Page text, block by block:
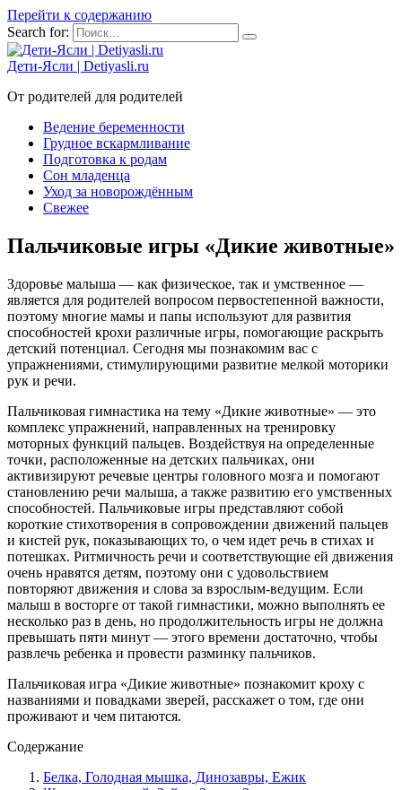
Перейти к содержанию
Search for:
Дети-Ясли | Detiyasli.ru
От родителей для родителей
Ведение беременности
Грудное вскармливание
Подготовка к родам
Сон младенца
Уход за новорождённым
Свежее
Пальчиковые игры «Дикие животные»
Здоровье малыша — как физическое, так и умственное —
является для родителей вопросом первостепенной важности,
поэтому многие мамы и папы используют для развития
способностей крохи различные игры, помогающие раскрыть
детский потенциал. Сегодня мы познакомим вас с
упражнениями, стимулирующими развитие мелкой моторики
рук и речи.
Пальчиковая гимнастика на тему «Дикие животные» — это
комплекс упражнений, направленных на тренировку
моторных функций пальцев. Воздействуя на определенные
точки, расположенные на детских пальчиках, они
активизируют речевые центры головного мозга и помогают
становлению речи малыша, а также развитию его умственных
способностей. Пальчиковые игры представляют собой
короткие стихотворения в сопровождении движений пальцев
и кистей рук, показывающих то, о чем идет речь в стихах и
потешках. Ритмичность речи и соответствующие ей движения
очень нравятся детям, поэтому они с удовольствием
повторяют движения и слова за взрослым-ведущим. Если
малыш в восторге от такой гимнастики, можно выполнять ее
несколько раз в день, но продолжительность игры не должна
превышать пяти минут — этого времени достаточно, чтобы
развлечь ребенка и провести разминку пальчиков.
Пальчиковая игра «Дикие животные» познакомит кроху с
названиями и повадками зверей, расскажет о том, где они
проживают и чем питаются.
Содержание
Белка, Голодная мышка, Динозавры, Ежик